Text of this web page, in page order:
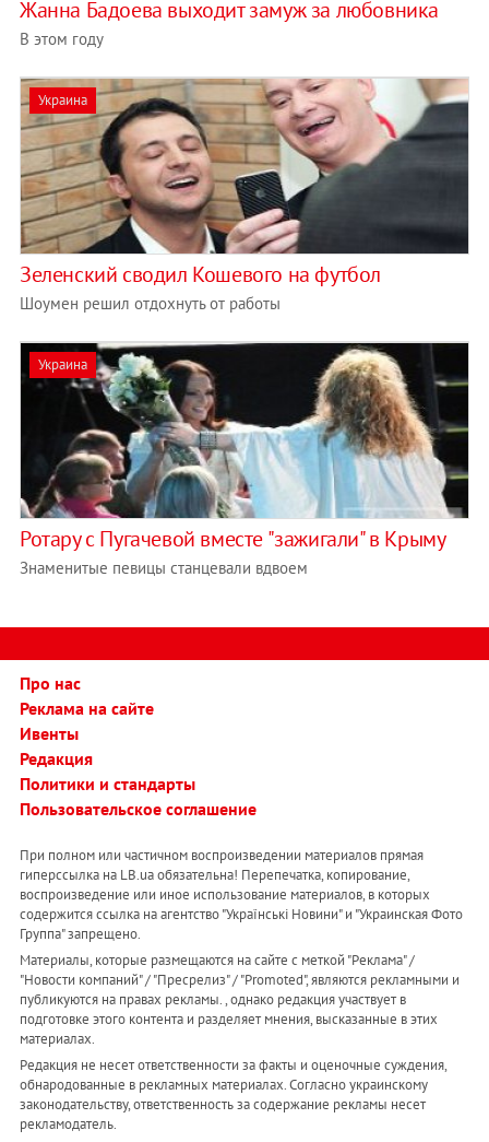
Жанна Бадоева выходит замуж за любовника
В этом году
Украина
Зеленский сводил Кошевого на футбол
Шоумен решил отдохнуть от работы
Украина
Ротару с Пугачевой вместе "зажигали" в Крыму
Знаменитые певицы станцевали вдвоем
Про нас
Реклама на сайте
Ивенты
Редакция
Политики и стандарты
Пользовательское соглашение
При полном или частичном воспроизведении материалов прямая
гиперссылка на LB.ua обязательна! Перепечатка, копирование,
воспроизведение или иное использование материалов, в которых
содержится ссылка на агентство "Українськi Новини" и "Украинская Фото
Группа" запрещено.
Материалы, которые размещаются на сайте с меткой "Реклама" /
"Новости компаний" / "Пресрелиз" / "Promoted", являются рекламными и
публикуются на правах рекламы. , однако редакция участвует в
подготовке этого контента и разделяет мнения, высказанные в этих
материалах.
Редакция не несет ответственности за факты и оценочные суждения,
обнародованные в рекламных материалах. Согласно украинскому
законодательству, ответственность за содержание рекламы несет
рекламодатель.